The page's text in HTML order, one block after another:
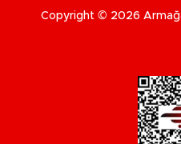
Copyright © 2026